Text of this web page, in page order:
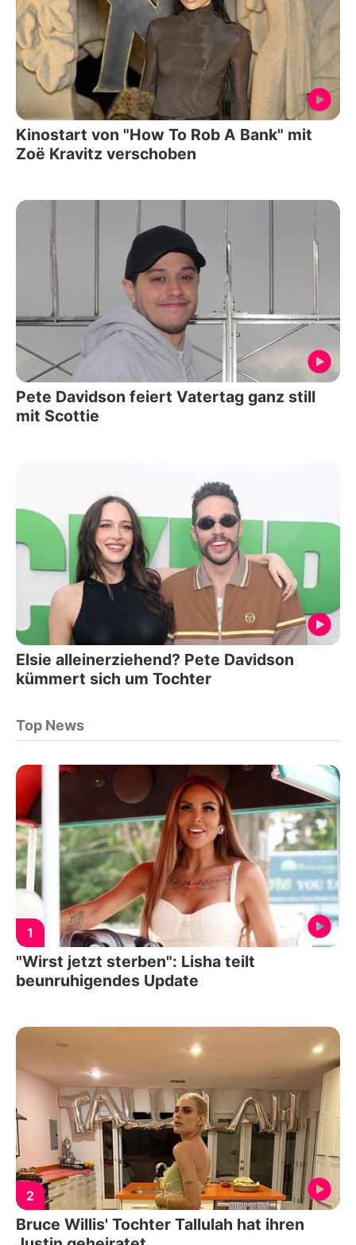
Kinostart von "How To Rob A Bank" mit
Zoë Kravitz verschoben
Pete Davidson feiert Vatertag ganz still
mit Scottie
Elsie alleinerziehend? Pete Davidson
kümmert sich um Tochter
Top News
1
"Wirst jetzt sterben": Lisha teilt
beunruhigendes Update
2
Bruce Willis' Tochter Tallulah hat ihren